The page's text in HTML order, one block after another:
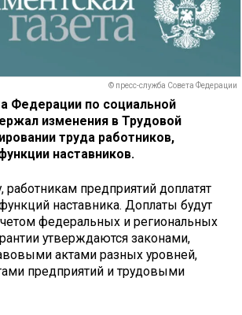
© пресс-служба Совета Федерации
Федерации по социальной
изменения в Трудовой
труда работников,
наставников.
работникам предприятий доплатят
наставника. Доплаты будут
федеральных и региональных
утверждаются законами,
актами разных уровней,
предприятий и трудовыми